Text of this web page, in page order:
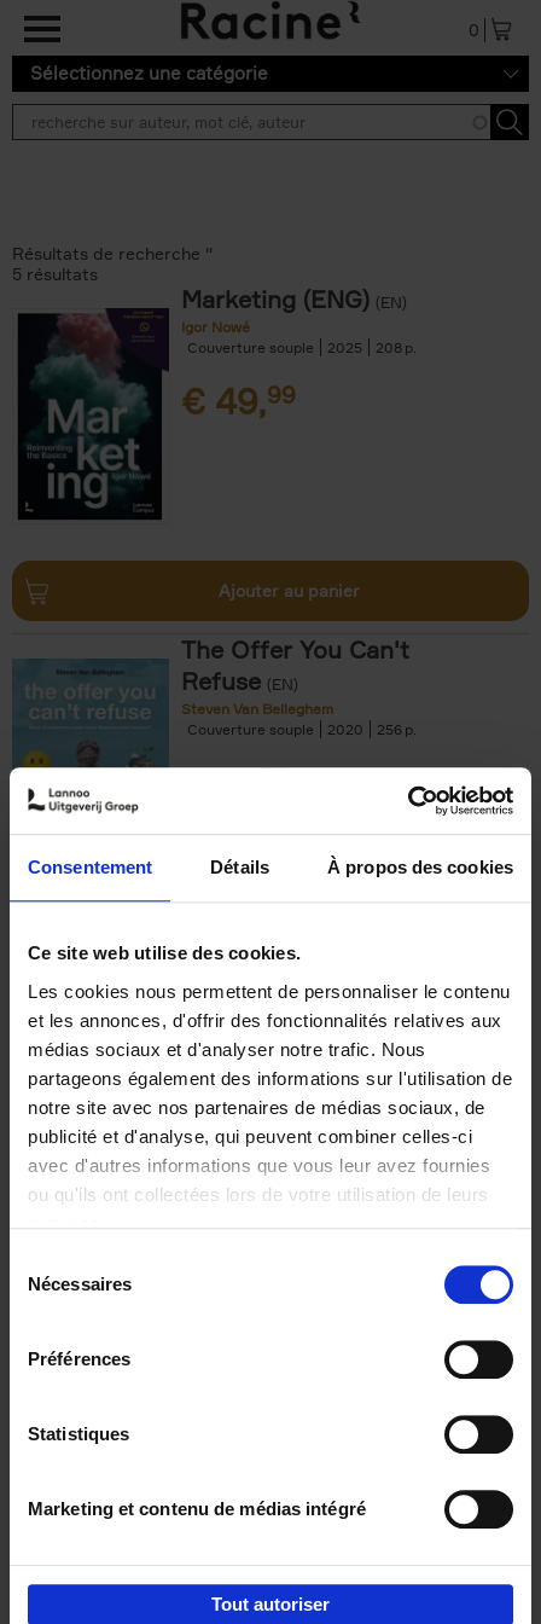
Consentement Détails À propos des cookies
Ce site web utilise des cookies.
Les cookies nous permettent de personnaliser le contenu
et les annonces, d'offrir des fonctionnalités relatives aux
médias sociaux et d'analyser notre trafic. Nous
partageons également des informations sur l'utilisation de
notre site avec nos partenaires de médias sociaux, de
publicité et d'analyse, qui peuvent combiner celles-ci
avec d'autres informations que vous leur avez fournies
ou qu'ils ont collectées lors de votre utilisation de leurs
Nécessaires
Préférences
Statistiques
Marketing et contenu de médias intégré
Tout autoriser
Aller au contenu principal
0
Sélectionnez une catégorie
Résultats de recherche ''
5 résultats
Marketing (ENG) (EN)
Igor Nowé
Couverture souple
2025 208
€ 49,99
Ajouter au panier
The Offer You Can't
Refuse (EN)
Steven Van Belleghem
Couverture souple
2020 256
€37,50
Building Bonds = Building
Business
Jochen Roef Jozefien De Feyter
Carolien Boom
Couverture souple
2025 200
€29,99
Digital marketing like a PRO -
completely revised edition (EN)